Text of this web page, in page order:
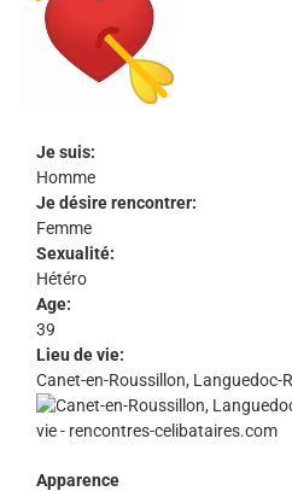
Je suis:
Homme
Je désire rencontrer:
Femme
Sexualité:
Hétéro
Age:
39
Lieu de vie:
Canet-en-Roussillon, Languedoc-
Apparence